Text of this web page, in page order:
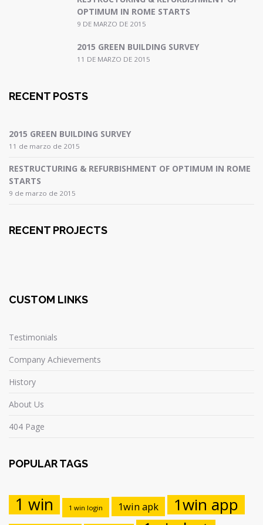
OPTIMUM IN ROME STARTS
9 DE MARZO DE 2015
2015 GREEN BUILDING SURVEY
11 DE MARZO DE 2015
RECENT POSTS
2015 GREEN BUILDING SURVEY
11 de marzo de 2015
RESTRUCTURING & REFURBISHMENT OF OPTIMUM IN ROME
STARTS
9 de marzo de 2015
RECENT PROJECTS
CUSTOM LINKS
Testimonials
Company Achievements
History
About Us
404 Page
POPULAR TAGS
1 win 1 win login 1win apk 1win app